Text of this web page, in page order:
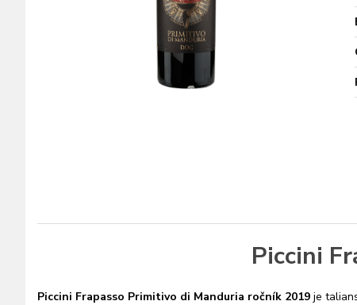
Piccini
Piccini Frapasso Primitivo di Manduria ročník 2019 je